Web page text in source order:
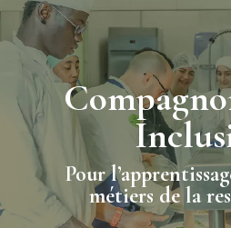
Pour
métiers de la